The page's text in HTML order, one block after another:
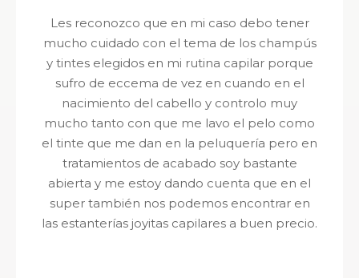
Les reconozco que en mi caso debo tener
mucho cuidado con el tema de los champús
y tintes elegidos en mi rutina capilar porque
sufro de eccema de vez en cuando en el
nacimiento del cabello y controlo muy
mucho tanto con que me lavo el pelo como
el tinte que me dan en la peluquería pero en
tratamientos de acabado soy bastante
abierta y me estoy dando cuenta que en el
super también nos podemos encontrar en
las estanterías joyitas capilares a buen precio.